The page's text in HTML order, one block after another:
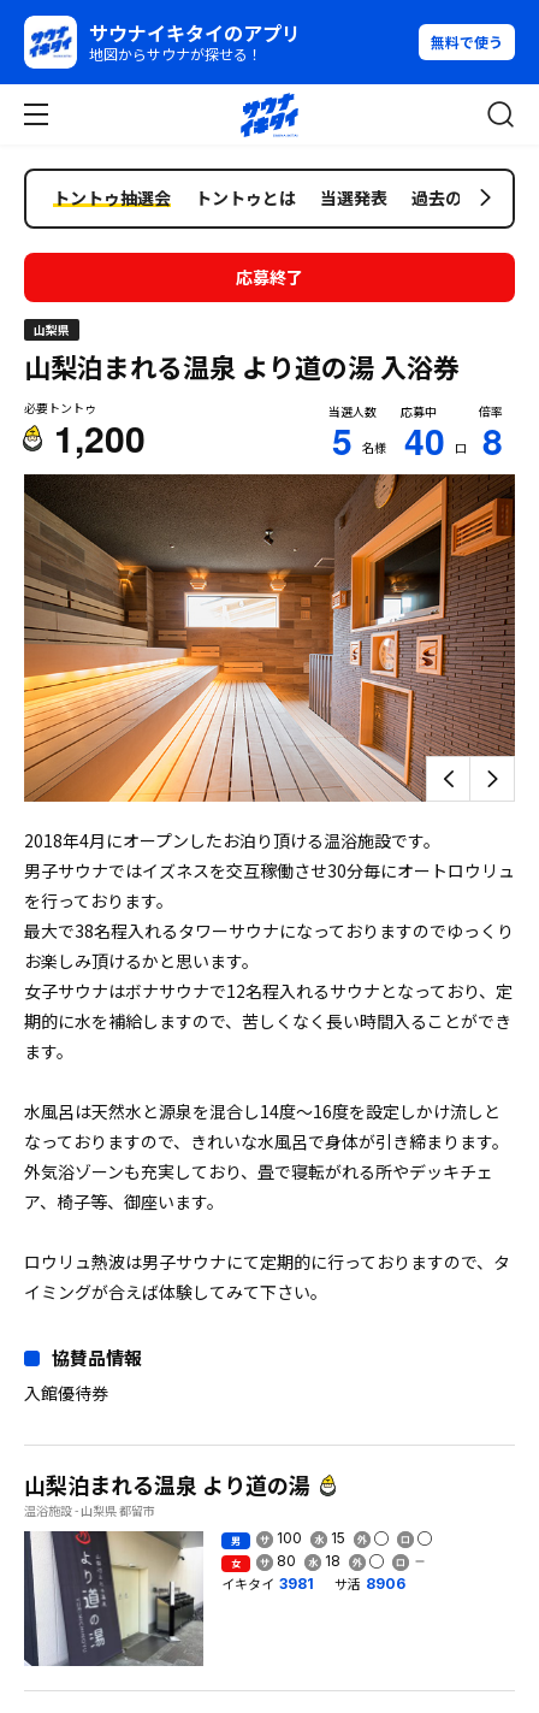
サウナイキタイのアプリ
地図からサウナが探せる！
無料で使う
トントゥ抽選会 トントゥとは 当選発表 過去の抽選会
応募終了
山梨県
山梨泊まれる温泉 より道の湯 入浴券
必要トントゥ
1,200
当選人数
5 名様
応募中
40 口
倍率
8
2018年4月にオープンしたお泊り頂ける温浴施設です。
男子サウナではイズネスを交互稼働させ30分毎にオートロウリュ
を行っております。
最大で38名程入れるタワーサウナになっておりますのでゆっくり
お楽しみ頂けるかと思います。
女子サウナはボナサウナで12名程入れるサウナとなっており、定
期的に水を補給しますので、苦しくなく長い時間入ることができ
ます。
水風呂は天然水と源泉を混合し14度〜16度を設定しかけ流しと
なっておりますので、きれいな水風呂で身体が引き締まります。
外気浴ゾーンも充実しており、畳で寝転がれる所やデッキチェ
ア、椅子等、御座います。
ロウリュ熱波は男子サウナにて定期的に行っておりますので、タ
イミングが合えば体験してみて下さい。
協賛品情報
入館優待券
山梨泊まれる温泉 より道の湯
温浴施設 - 山梨県 都留市
男 100 15
女 80 18
イキタイ 3981 サ活 8906